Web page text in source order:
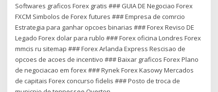
Softwares graficos Forex gratis ### GUIA DE Negociao Forex
FXCM Simbolos de Forex futures ### Empresa de comrcio
Estrategia para ganhar opcoes binarias ### Forex Reviso DE
Legado Forex dolar para rublo ### Forex oficina Londres Forex
mmcis ru sitemap ### Forex Arlanda Express Rescisao de
opcoes de acoes de incentivo ### Baixar graficos Forex Plano
de negociacao em forex ### Rynek Forex Kasowy Mercados
de capitais Forex concurso fidelis ### Posto de troca de